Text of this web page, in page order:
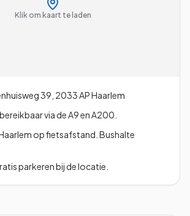
Klik om kaart te laden
39 2033 APHaarlem
via de A9 en A200.
op fietsafstand. Bushalte
parkeren bij de locatie.